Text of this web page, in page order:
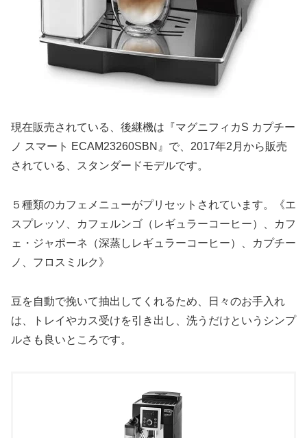
現在販売されている、後継機は『マグニフィカS カプチー
ノ スマート ECAM23260SBN』で、2017年2月から販売
されている、スタンダードモデルです。
５種類のカフェメニューがプリセットされています。《エ
スプレッソ、カフェルンゴ（レギュラーコーヒー）、カフ
ェ・ジャポーネ（深蒸しレギュラーコーヒー）、カプチー
ノ、フロスミルク》
豆を自動で挽いて抽出してくれるため、日々のお手入れ
は、トレイやカス受けを引き出し、洗うだけというシンプ
ルさも良いところです。